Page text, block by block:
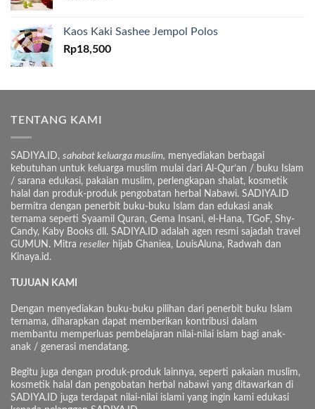
Kaos Kaki Sashee Jempol Polos
Rp18,500
TENTANG KAMI
SADIYA.ID, sahabat keluarga muslim, menyediakan berbagai
kebutuhan untuk keluarga muslim mulai dari Al-Qur’an / buku Islam
/ sarana edukasi, pakaian muslim, perlengkapan shalat, kosmetik
halal dan produk-produk pengobatan herbal Nabawi. SADIYA.ID
bermitra dengan penerbit buku-buku Islam dan edukasi anak
ternama seperti Syaamil Quran, Gema Insani, el-Hana, TGoF, Shy-
Candy, Kaby Books dll. SADIYA.ID adalah agen resmi sajadah travel
GUMUN. Mitra reseller hijab Ghaniea, LouisAluna, Radwah dan
Kinaya.id.
TUJUAN KAMI
Dengan menyediakan buku-buku pilihan dari penerbit buku Islam
ternama, diharapkan dapat memberikan kontribusi dalam
membantu memperluas pembelajaran nilai-nilai islam bagi anak-
anak / generasi mendatang.
Begitu juga dengan produk-produk lainnya, seperti pakaian muslim,
kosmetik halal dan pengobatan herbal nabawi yang ditawarkan di
SADIYA.ID juga terdapat nilai-nilai islami yang ingin kami edukasi